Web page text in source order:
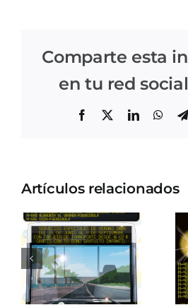
Comparte esta
en tu red
Facebook LinkedIn
Artículos relacionados